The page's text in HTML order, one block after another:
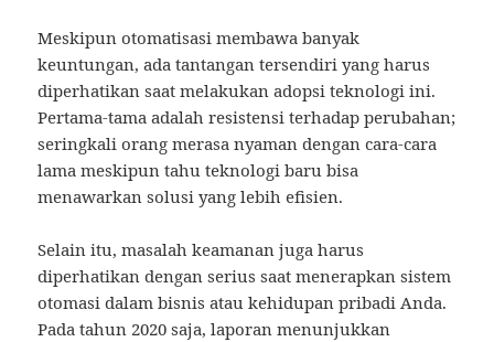
Meskipun otomatisasi membawa banyak
keuntungan, ada tantangan tersendiri yang harus
diperhatikan saat melakukan adopsi teknologi ini.
Pertama-tama adalah resistensi terhadap perubahan;
seringkali orang merasa nyaman dengan cara-cara
lama meskipun tahu teknologi baru bisa
menawarkan solusi yang lebih efisien.
Selain itu, masalah keamanan juga harus
diperhatikan dengan serius saat menerapkan sistem
otomasi dalam bisnis atau kehidupan pribadi Anda.
Pada tahun 2020 saja, laporan menunjukkan